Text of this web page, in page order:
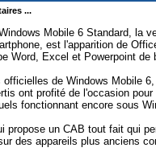
...
Mobile 6 Standard, la
est l'apparition de
Word, Excel et Powerpoint de
de Windows Mobile
ont profité de l'occasion
fonctionnant encore sous
propose un CAB tout fait qui
des appareils plus anciens